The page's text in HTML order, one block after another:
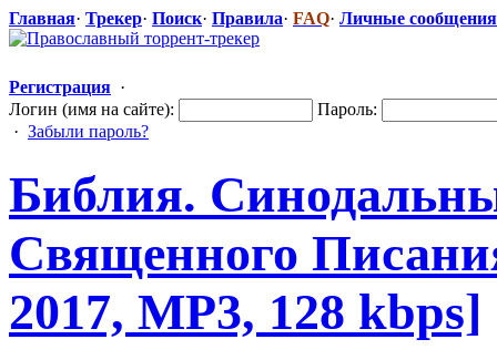
Главная· Трекер· Поиск· Правила· FAQ· Личные сообщения
Регистрация ·
Логин (имя на сайте):
Пароль:
· Забыли пароль?
Библия.
Священного
2017, MP3, 128 kbps]